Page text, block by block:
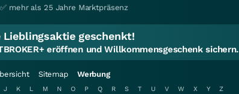
✅ mehr als 25 Jahre Marktpräsenz
Lieblingsaktie geschenkt!
eröffnen und Willkommensgeschenk sichern.
Sitemap Werbung
J K L M N O P Q R S T U V W X Y
Z